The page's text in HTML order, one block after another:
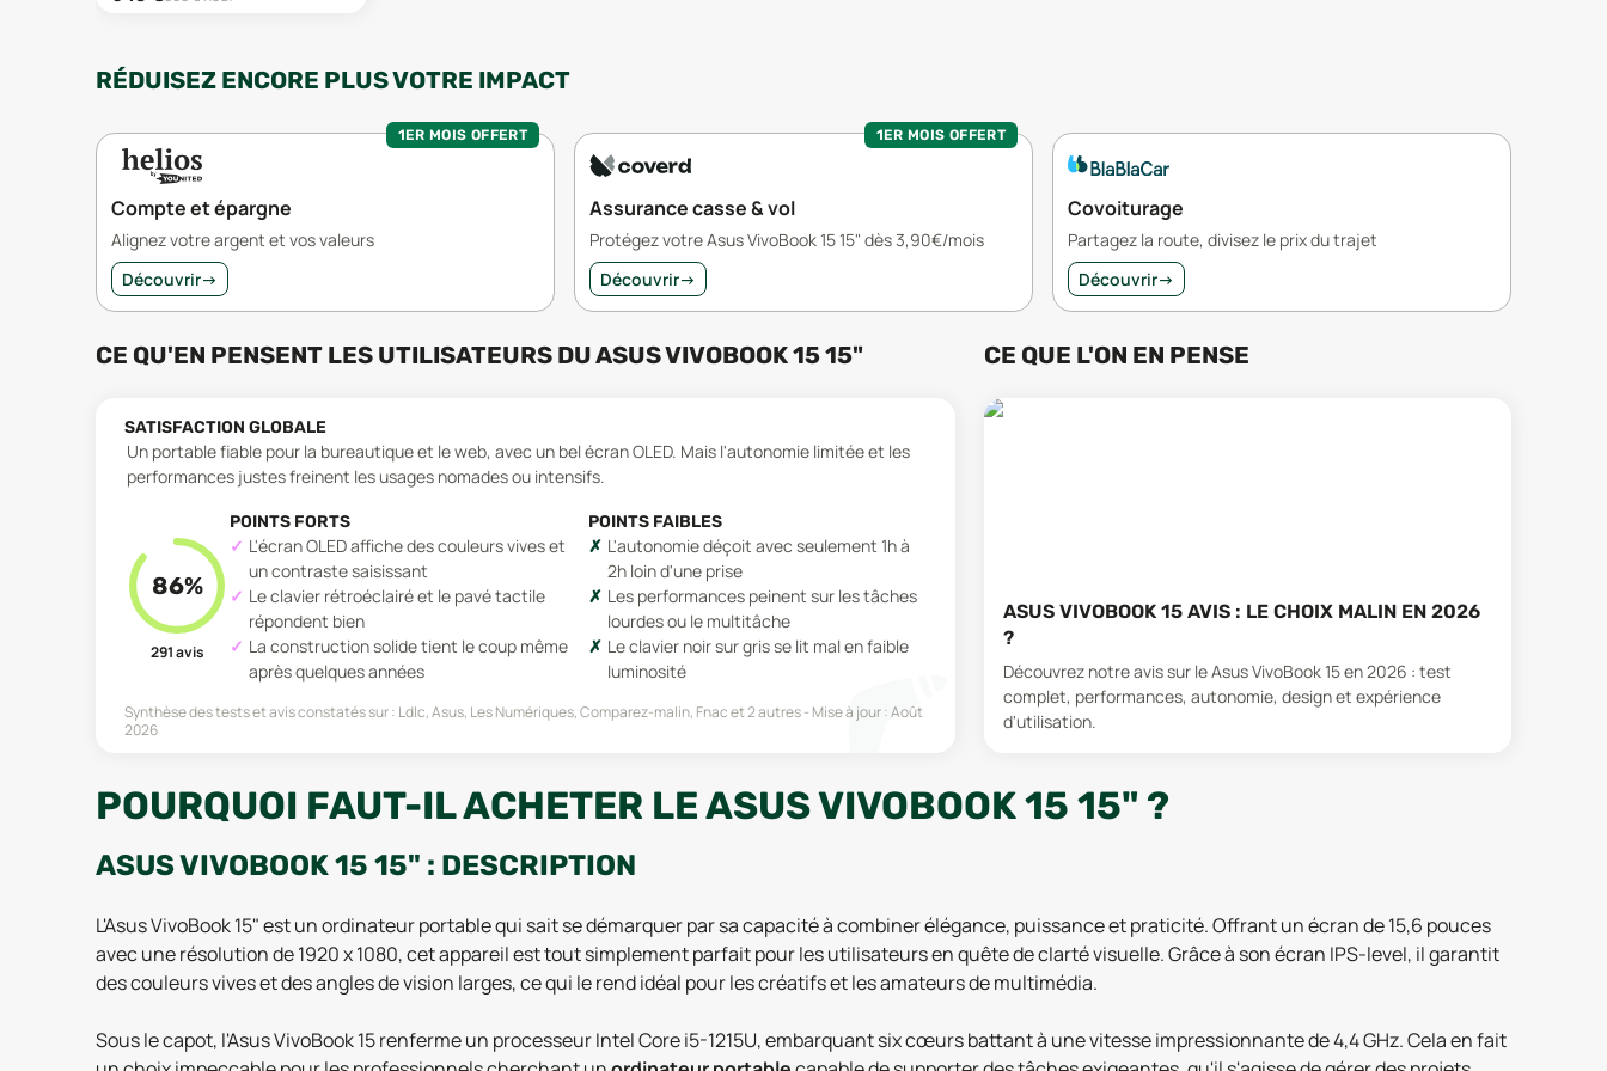
RÉDUISEZ ENCORE PLUS VOTRE IMPACT
1ER MOIS OFFERT
Compte et épargne
Alignez votre argent et vos valeurs
Découvrir→
1ER MOIS OFFERT
Assurance casse & vol
Protégez votre Asus VivoBook 15 15" dès 3,90€/mois
Découvrir→
Covoiturage
Partagez la route, divisez le prix du trajet
Découvrir→
CE QU'EN PENSENT LES UTILISATEURS DUASUS VIVOBOOK 15 15"
SATISFACTION GLOBALE
Un portable fiable pour la bureautique et le web, avec un bel écran OLED. Mais l'autonomie limitée et les
performances justes freinent les usages nomades ou intensifs.
86%
291avis
POINTS FORTS
L'écran OLED affiche des couleurs vives et
un contraste saisissant
Le clavier rétroéclairé et le pavé tactile
répondent bien
La construction solide tient le coup même
après quelques années
POINTS FAIBLES
L'autonomie déçoit avec seulement 1h à
2h loin d'une prise
Les performances peinent sur les tâches
lourdes ou le multitâche
Le clavier noir sur gris se lit mal en faible
luminosité
Synthèse des tests et avis constatés sur : Ldlc, Asus, Les Numériques, Comparez-malin, Fnacet 2 autres Mise à jour :Août
2026
CE QUE L'ON EN PENSE
ASUS VIVOBOOK 15 AVIS : LE CHOIX MALIN EN 2026
?
Découvrez notre avis sur le Asus VivoBook 15 en 2026 : test
complet, performances, autonomie, design et expérience
d'utilisation.
POURQUOI FAUT-IL ACHETER LE ASUS VIVOBOOK 15 15" ?
ASUS VIVOBOOK 15 15" : DESCRIPTION
L'Asus VivoBook 15" est un ordinateur portable qui sait se démarquer par sa capacité à combiner élégance, puissance et praticité. Offrant un écran de 15,6 pouces
avec une résolution de 1920 x 1080, cet appareil est tout simplement parfait pour les utilisateurs en quête de clarté visuelle. Grâce à son écran IPS-level, il garantit
des couleurs vives et des angles de vision larges, ce qui le rend idéal pour les créatifs et les amateurs de multimédia.
Sous le capot, l'Asus VivoBook 15 renferme un processeur Intel Core i5-1215U, embarquant six cœurs battant à une vitesse impressionnante de 4,4 GHz. Cela en fait